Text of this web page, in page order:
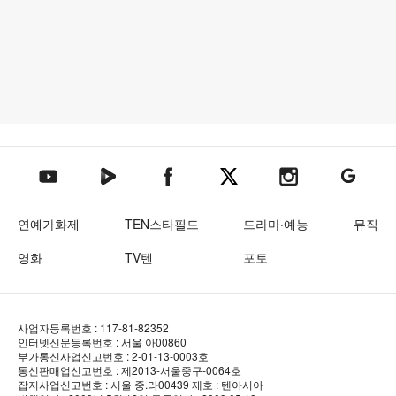
텐아시아 유튜브텐아시아 네이버TV텐아시아 페이스북텐아시아 엑스텐아시아 인스타그램
텐아시아
연예가화제 TEN스타필드 드라마·예능
뮤직
영화
TV텐 포토
사업자등록번호 : 117-81-82352
인터넷신문등록번호 : 서울 아00860
부가통신사업신고번호 : 2-01-13-0003호
통신판매업신고번호 : 제2013-서울중구-0064호
잡지사업신고번호 : 서울 중.라00439 제호 : 텐아시아